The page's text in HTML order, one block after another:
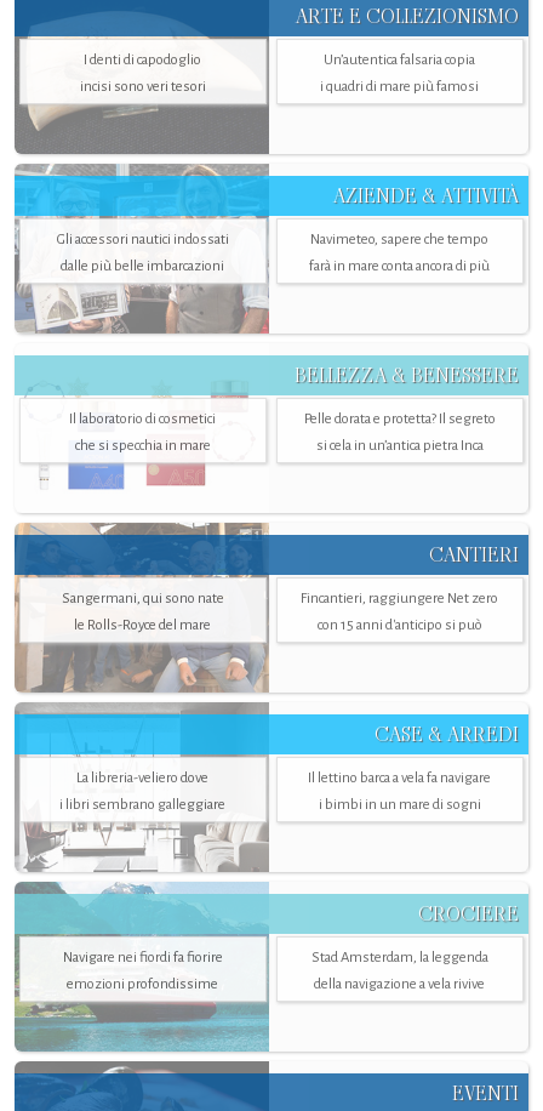
ARTE E COLLEZIONISMO
I denti di capodoglio
incisi sono veri tesori
Un’autentica falsaria copia
i quadri di mare più famosi
AZIENDE & ATTIVITÀ
Gli accessori nautici indossati
dalle più belle imbarcazioni
Navimeteo, sapere che tempo
farà in mare conta ancora di più
BELLEZZA & BENESSERE
Il laboratorio di cosmetici
che si specchia in mare
Pelle dorata e protetta? Il segreto
si cela in un’antica pietra Inca
CANTIERI
Sangermani, qui sono nate
le Rolls-Royce del mare
Fincantieri, raggiungere Net zero
con 15 anni d'anticipo si può
CASE & ARREDI
La libreria-veliero dove
i libri sembrano galleggiare
Il lettino barca a vela fa navigare
i bimbi in un mare di sogni
CROCIERE
Navigare nei fiordi fa fiorire
emozioni profondissime
Stad Amsterdam, la leggenda
della navigazione a vela rivive
EVENTI